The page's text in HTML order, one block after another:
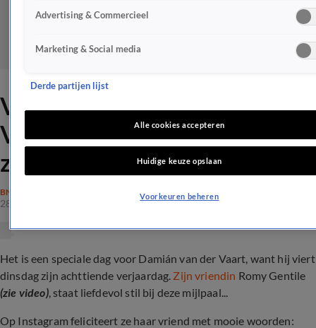
Vriendin Damián van der
Vaart laat emotioneel van
zich horen
BN'ERS
28 mei 2024, 12:17
Het is een speciale dag voor Damián van der Vaart, want hij viert
dinsdag zijn achttiende verjaardag. Zijn vriendin Romy Gentile
(zie video), staat liefdevol stil bij deze mijlpaal...
Op Instagram feliciteert ze haar vriend met mooie woorden:
Advertising & Commercieel
Marketing & Social media
Derde partijen lijst
Alle cookies accepteren
Huidige keuze opslaan
Voorkeuren beheren